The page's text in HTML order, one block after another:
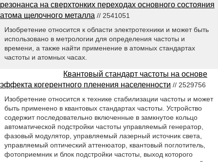
резонанса на сверхтонких переходах основного состояния
атома щелочного металла // 2541051
Изобретение относится к области электротехники и может быть
использовано в метрологии для определения частоты и
времени, а также найти применение в атомных стандартах
частоты и атомных часах.
Квантовый стандарт частоты на основе
эффекта когерентного пленения населенности // 2529756
Изобретение относится к технике стабилизации частоты и может
быть применено в квантовых стандартах частоты. Устройство
содержит последовательно включенные в замкнутое кольцо
автоматической подстройки частоты управляемый генератор,
фазовый модулятор, управляемый лазерный источник света,
управляемый оптический аттенюатор, квантовый поглотитель,
фотоприемник и блок подстройки частоты, выход которого